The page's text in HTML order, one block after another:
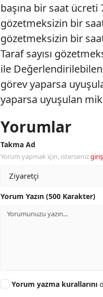
başına bir saat ücreti
gözetmeksizin bir
gözetmeksizin bir
Taraf sayısı
ile Değerlendirilebilen
görev yaparsa
yaparsa uyuşulan
Yorumlar
Takma Ad
Yorum yapmak için, isterseniz
Yorum Yazın (500 Karakter)
Yorum yazma kurallarını